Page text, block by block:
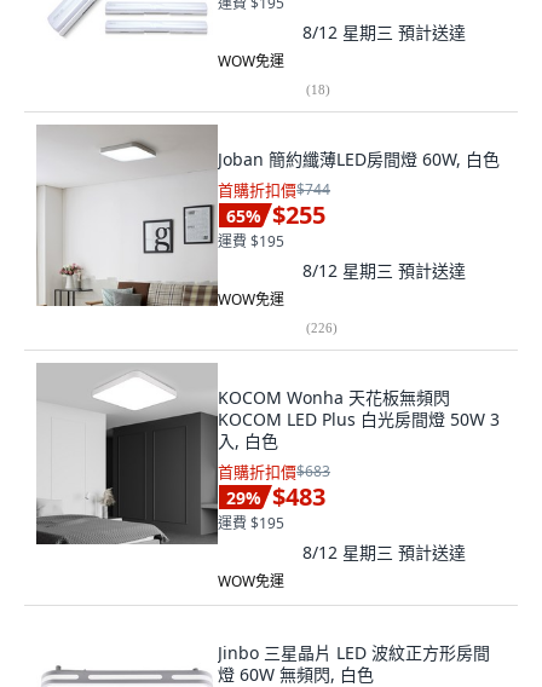
8/12 星期三 預計送達
WOW免運
(18)
Joban 簡約纖薄LED房間燈 60W, 白色
首購折扣價$744
65% $255
運費 $195
8/12 星期三 預計送達
WOW免運
(226)
KOCOM Wonha 天花板無頻閃
KOCOM LED Plus 白光房間燈 50W 3
入, 白色
首購折扣價$683
29% $483
運費 $195
8/12 星期三 預計送達
WOW免運
Jinbo 三星晶片 LED 波紋正方形房間
燈 60W 無頻閃, 白色